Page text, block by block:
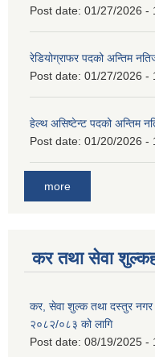
Post date: 01/27/2026 -
रेडियोग्राफर पदको अन्तिम
Post date: 01/27/2026 -
हेल्थ असिष्टेन्ट पदको अन्तिम
Post date: 01/20/2026 -
more
कर तथा सेवा
कर, सेवा शुल्क तथा दस्तुर नगर
२०८२/०८३ को लागि
Post date: 08/19/2025 -